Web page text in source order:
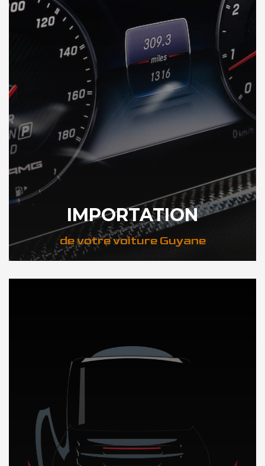
IMPORTATION
de votre voiture Guyane
DÉCOUVREZ NOTRE IMPORTATION AUTO en Guyane